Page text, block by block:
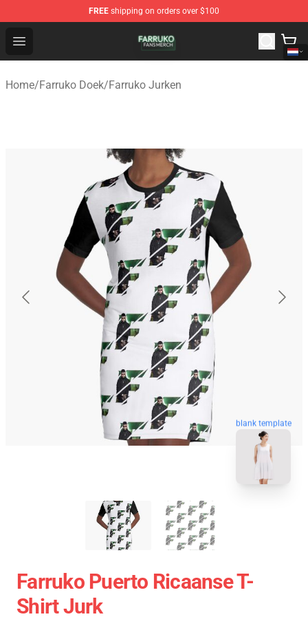
FREE shipping on orders over $100
Open menu
Farruko Shop - Official Farruko Merchandise Store
Home/Farruko Doek/Farruko Jurken
blank template
Farruko Puerto Ricaanse T-
Shirt Jurk